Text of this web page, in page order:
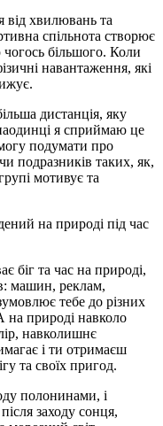
від хвилювань та
спільнота створює
більшого. Коли
навантаження, які
дистанція, яку
я сприймаю це
подумати про
подразників таких, як,
мотивує та
на природі під час
біг та час на природі,
машин, реклам,
тебе до різних
природі навколо
навколишнє
і ти отримаєш
та своїх пригод.
полонинами, і
заходу сонця,